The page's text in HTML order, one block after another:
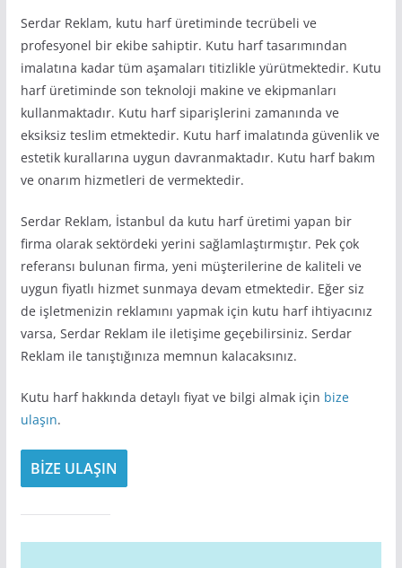
Serdar Reklam, kutu harf üretiminde tecrübeli ve
profesyonel bir ekibe sahiptir. Kutu harf tasarımından
imalatına kadar tüm aşamaları titizlikle yürütmektedir. Kutu
harf üretiminde son teknoloji makine ve ekipmanları
kullanmaktadır. Kutu harf siparişlerini zamanında ve
eksiksiz teslim etmektedir. Kutu harf imalatında güvenlik ve
estetik kurallarına uygun davranmaktadır. Kutu harf bakım
ve onarım hizmetleri de vermektedir.
Serdar Reklam, İstanbul da kutu harf üretimi yapan bir
firma olarak sektördeki yerini sağlamlaştırmıştır. Pek çok
referansı bulunan firma, yeni müşterilerine de kaliteli ve
uygun fiyatlı hizmet sunmaya devam etmektedir. Eğer siz
de işletmenizin reklamını yapmak için kutu harf ihtiyacınız
varsa, Serdar Reklam ile iletişime geçebilirsiniz. Serdar
Reklam ile tanıştığınıza memnun kalacaksınız.
Kutu harf hakkında detaylı fiyat ve bilgi almak için bize
ulaşın.
BİZE ULAŞIN